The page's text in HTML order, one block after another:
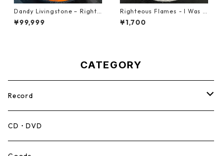
Dandy Livingstone – Right
On Brother【7-21946】
¥99,999
Righteous Flames - I Was B
orn To Be Loved【7-21191】
¥1,700
CATEGORY
Record
Mento,Calypso,Ballad
CD・DVD